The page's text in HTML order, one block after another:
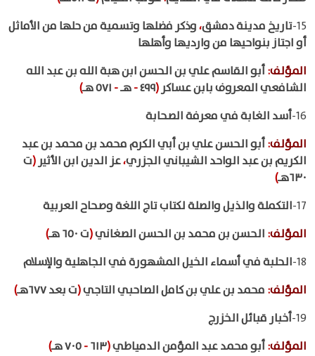
15- تاريخ مدينة دمشق،وذكر فضلها وتسمية من حلها من الأماثل
أو اجتاز بنواحيها من وارديها وأهلها
المؤلف:أبو القاسم علي بن الحسن ابن هبة الله بن عبد الله
الشافعي المعروف بابن عساكر(٤٩٩-هـ-
)
16- أسد الغابة في معرفة الصحابة
المؤلف:أبو الحسن علي بن أبي الكرم محمد بن محمد بن عبد
الكريم بن عبد الواحد الشيباني الجزري،عز الدين ابن الأثير(ت
٦٣٠هـ
)
17- التكملة والذيل والصلة لكتاب تاج اللغة وصحاح العربية
المؤلف: الحسن بن محمد بن الحسن الصغاني(ت ٦٥٠ هـ
)
18- الحلبة في أسماء الخيل المشهورة في الجاهلية والإسلام
المؤلف: محمد بن علي بن كامل الصاحبي التاجي(ت بعد ٦٧٧هـ
)
19- أخبار قبائل الخزرج
المؤلف:أبو محمد عبد المؤمن الدمياطي(٦١٣-
)